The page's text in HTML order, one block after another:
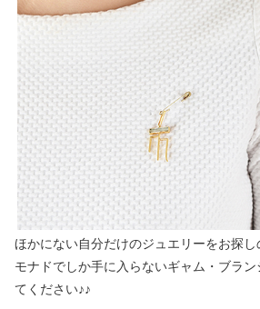
ほかにない自分だけのジュエリーをお探
モナドでしか手に入らないギャム・ブラ
てください♪♪